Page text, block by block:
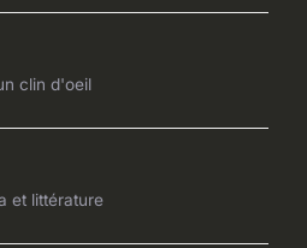
clin d'oeil
et littérature